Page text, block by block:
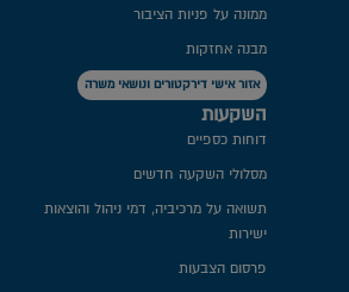
ממונה על פניות הציבור
מבנה אחזקות
אזור אישי דירקטורים ונושאי משרה
השקעות
דוחות כספיים
מסלולי השקעה חדשים
תשואה על מרכיביה, דמי ניהול והוצאות
ישירות
פרסום הצבעות